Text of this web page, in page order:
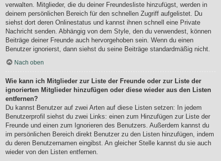
verwalten. Mitglieder, die du deiner Freundesliste hinzufügst, werden in
deinem persönlichen Bereich für den schnellen Zugriff aufgelistet. Du
siehst dort deren Onlinestatus und kannst ihnen schnell eine Private
Nachricht senden. Abhängig von dem Style, den du verwendest, können
Beiträge deiner Freunde auch hervorgehoben sein. Wenn du einen
Benutzer ignorierst, dann siehst du seine Beiträge standardmäßig nicht.
Nach oben
Wie kann ich Mitglieder zur Liste der Freunde oder zur Liste der
ignorierten Mitglieder hinzufügen oder diese wieder aus den Listen
entfernen?
Du kannst Benutzer auf zwei Arten auf diese Listen setzen: In jedem
Benutzerprofil siehst du zwei Links: einen zum Hinzufügen zur Liste der
Freunde und einen zum Ignorieren des Benutzers. Außerdem kannst du
im persönlichen Bereich direkt Benutzer zu den Listen hinzufügen, indem
du deren Benutzernamen eingibst. An gleicher Stelle kannst du sie auch
wieder von den Listen entfernen.